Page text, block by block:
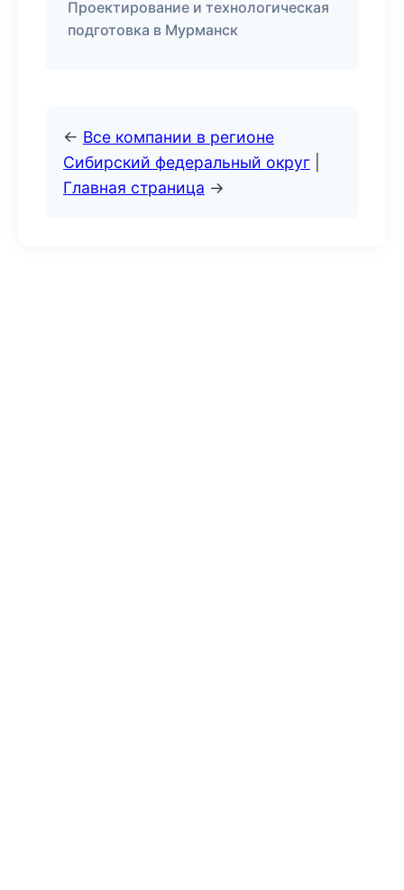
Проектирование и технологическая
подготовка в Мурманск
← Все компании в регионе
Сибирский федеральный округ
Главная страница →